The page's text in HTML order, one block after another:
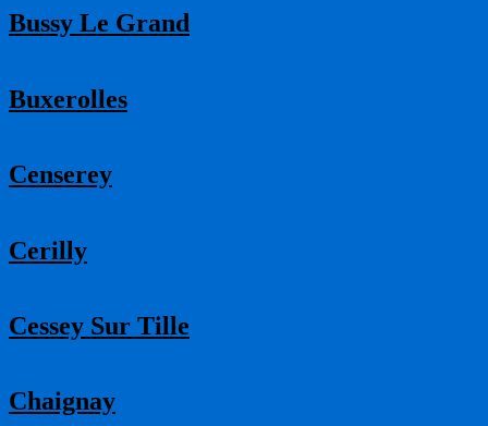
Bussy Le Grand
Buxerolles
Censerey
Cerilly
Cessey Sur Tille
Chaignay